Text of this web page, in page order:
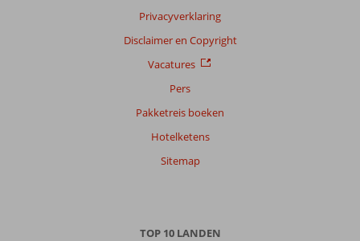
Privacyverklaring
Disclaimer en Copyright
Vacatures
Pers
Pakketreis boeken
Hotelketens
Sitemap
TOP 10 LANDEN